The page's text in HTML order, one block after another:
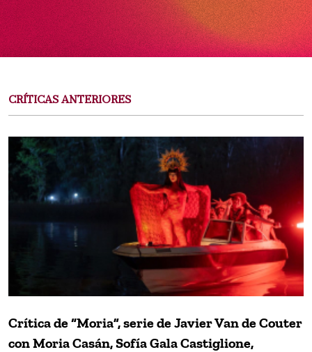
CRÍTICAS ANTERIORES
Crítica de “Moria”, serie de Javier Van de Couter
con Moria Casán, Sofía Gala Castiglione,